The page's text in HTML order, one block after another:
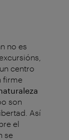
no es
centro
firme
son
Así
el
se